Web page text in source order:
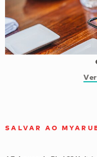
SALVAR AO